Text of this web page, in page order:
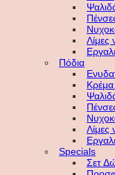
Λίμες
Πόδια
Κρέμα
Λίμες
Specials
Σετ